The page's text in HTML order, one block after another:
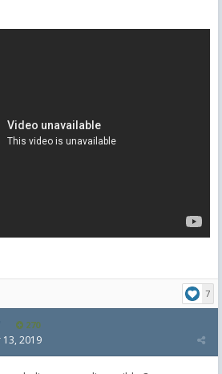
7
270
2019